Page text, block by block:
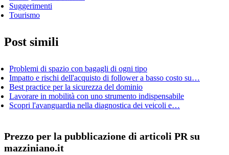
Suggerimenti
Tourismo
Post simili
Problemi di spazio con bagagli di ogni tipo
Impatto e rischi dell'acquisto di follower a basso costo su…
Best practice per la sicurezza del dominio
Lavorare in mobilità con uno strumento indispensabile
Scopri l'avanguardia nella diagnostica dei veicoli e…
Prezzo per la pubblicazione di articoli PR su
mazziniano.it